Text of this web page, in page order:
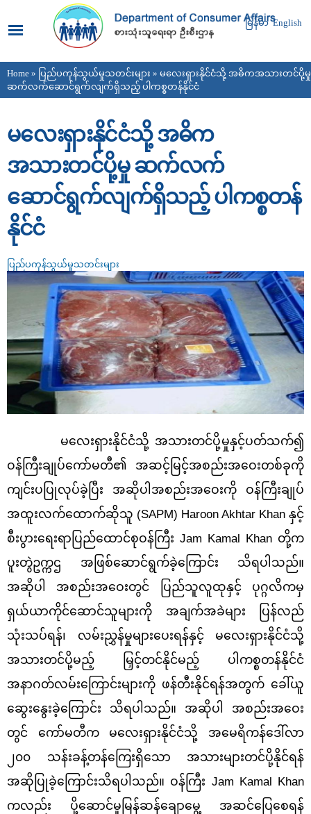
main
content
မြန်မာ English
You are here
Home » ပြည်ပကုန်သွယ်မှုသတင်းများ » မလေးရှားနိုင်ငံသို့ အဓိကအသားတင်ပို့မှု
ဆက်လက်ဆောင်ရွက်လျက်ရှိသည့် ပါကစ္စတန်နိုင်ငံ
မလေးရှားနိုင်ငံသို့ အဓိက
အသားတင်ပို့မှု ဆက်လက်
ဆောင်ရွက်လျက်ရှိသည့် ပါကစ္စတန်
နိုင်ငံ
ပြည်ပကုန်သွယ်မှုသတင်းများ
မလေးရှားနိုင်ငံသို့ အသားတင်ပို့မှုနှင့်ပတ်သက်၍
ဝန်ကြီးချုပ်ကော်မတီ၏ အဆင့်မြင့်အစည်းအဝေးတစ်ခုကို
ကျင်းပပြုလုပ်ခဲ့ပြီး အဆိုပါအစည်းအဝေးကို ဝန်ကြီးချုပ်
အထူးလက်ထောက်ဆိုသူ (SAPM) Haroon Akhtar Khan နှင့်
စီးပွားရေးရာပြည်ထောင်စုဝန်ကြီး Jam Kamal Khan တို့က
ပူးတွဲဥက္ကဌ အဖြစ်ဆောင်ရွက်ခဲ့ကြောင်း သိရပါသည်။
အဆိုပါ အစည်းအဝေးတွင် ပြည်သူလူထုနှင့် ပုဂ္ဂလိကမှ
ရှယ်ယာကိုင်ဆောင်သူများကို အချက်အခဲများ ပြန်လည်
သုံးသပ်ရန်၊ လမ်းညွှန်မှုများပေးရန်နှင့် မလေးရှားနိုင်ငံသို့
အသားတင်ပို့မည့် မြှင့်တင်နိုင်မည့် ပါကစ္စတန်နိုင်ငံ
အနာဂတ်လမ်းကြောင်းများကို ဖန်တီးနိုင်ရန်အတွက် ခေါ်ယူ
ဆွေးနွေးခဲ့ကြောင်း သိရပါသည်။ အဆိုပါ အစည်းအဝေး
တွင် ကော်မတီက မလေးရှားနိုင်ငံသို့ အမေရိကန်ဒေါ်လာ
၂၀၀ သန်းခန့်တန်ကြေးရှိသော အသားများတင်ပို့နိုင်ရန်
အဆိုပြုခဲ့ကြောင်းသိရပါသည်။ ဝန်ကြီး Jam Kamal Khan
ကလည်း ပို့ဆောင်မှုမြန်ဆန်ချောမွေ့ အဆင်ပြေစေရန်